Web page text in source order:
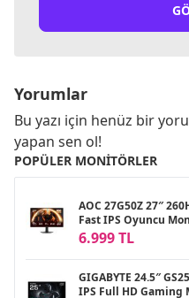
Yorumlar
Bu yazı için henüz bir
yapan sen ol!
POPÜLER MONITÖRLER
AOC 27G50Z 27″
Fast IPS Oyuncu
6.999 TL
GIGABYTE 24.5″
IPS Full HD Gaming